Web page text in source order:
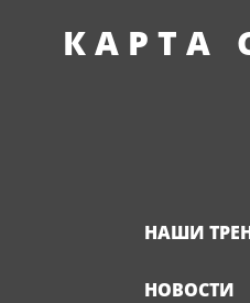
КАРТА
НАШИ
НОВОСТИ